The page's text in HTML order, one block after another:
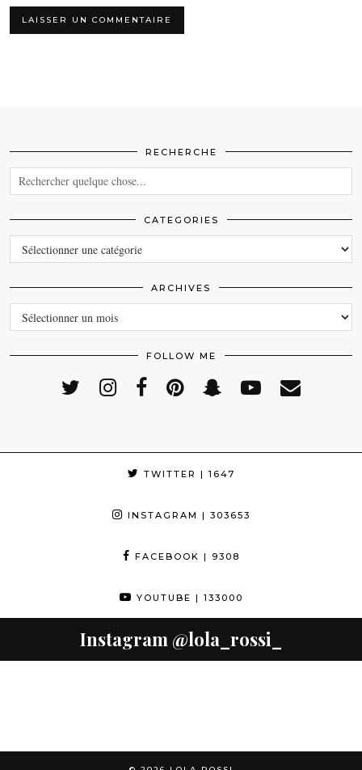
RECHERCHE
CATEGORIES
CATEGORIES
ARCHIVES
ARCHIVES
FOLLOW ME
TWITTER | 1647
INSTAGRAM | 303653
FACEBOOK | 9308
YOUTUBE | 133000
Instagram @lola_rossi_